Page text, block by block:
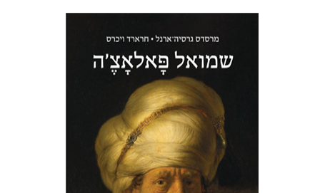
חרארד ויכרס
מרסדס גרסיה-ארנל
מירי אליאב-פלדון
רן הכהן